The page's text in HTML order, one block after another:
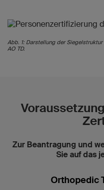
Abb. 1: Darstellung der
AO TD.
Zur Beantragung und
Sie auf das
Orthopedic